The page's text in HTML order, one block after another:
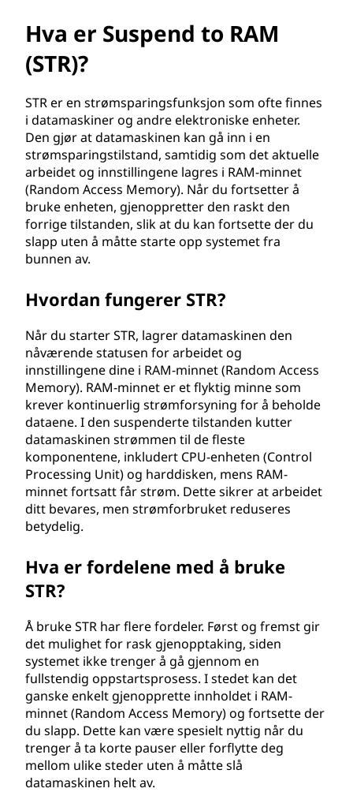
Hva er Suspend to RAM
(STR)?
STR er en strømsparingsfunksjon som ofte finnes
i datamaskiner og andre elektroniske enheter.
Den gjør at datamaskinen kan gå inn i en
strømsparingstilstand, samtidig som det aktuelle
arbeidet og innstillingene lagres i RAM-minnet
(Random Access Memory). Når du fortsetter å
bruke enheten, gjenoppretter den raskt den
forrige tilstanden, slik at du kan fortsette der du
slapp uten å måtte starte opp systemet fra
bunnen av.
Hvordan fungerer STR?
Når du starter STR, lagrer datamaskinen den
nåværende statusen for arbeidet og
innstillingene dine i RAM-minnet (Random Access
Memory). RAM-minnet er et flyktig minne som
krever kontinuerlig strømforsyning for å beholde
dataene. I den suspenderte tilstanden kutter
datamaskinen strømmen til de fleste
komponentene, inkludert CPU-enheten (Control
Processing Unit) og harddisken, mens RAM-
minnet fortsatt får strøm. Dette sikrer at arbeidet
ditt bevares, men strømforbruket reduseres
betydelig.
Hva er fordelene med å bruke
STR?
Å bruke STR har flere fordeler. Først og fremst gir
det mulighet for rask gjenopptaking, siden
systemet ikke trenger å gå gjennom en
fullstendig oppstartsprosess. I stedet kan det
ganske enkelt gjenopprette innholdet i RAM-
minnet (Random Access Memory) og fortsette der
du slapp. Dette kan være spesielt nyttig når du
trenger å ta korte pauser eller forflytte deg
mellom ulike steder uten å måtte slå
datamaskinen helt av.